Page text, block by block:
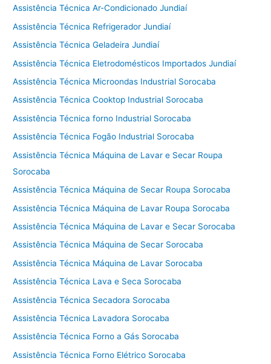
Assistência Técnica Ar-Condicionado Jundiaí
Assistência Técnica Refrigerador Jundiaí
Assistência Técnica Geladeira Jundiaí
Assistência Técnica Eletrodomésticos Importados Jundiaí
Assistência Técnica Microondas Industrial Sorocaba
Assistência Técnica Cooktop Industrial Sorocaba
Assistência Técnica forno Industrial Sorocaba
Assistência Técnica Fogão Industrial Sorocaba
Assistência Técnica Máquina de Lavar e Secar Roupa
Sorocaba
Assistência Técnica Máquina de Secar Roupa Sorocaba
Assistência Técnica Máquina de Lavar Roupa Sorocaba
Assistência Técnica Máquina de Lavar e Secar Sorocaba
Assistência Técnica Máquina de Secar Sorocaba
Assistência Técnica Máquina de Lavar Sorocaba
Assistência Técnica Lava e Seca Sorocaba
Assistência Técnica Secadora Sorocaba
Assistência Técnica Lavadora Sorocaba
Assistência Técnica Forno a Gás Sorocaba
Assistência Técnica Forno Elétrico Sorocaba